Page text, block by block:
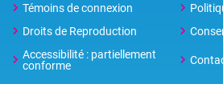
Témoins de connexion
Droits de Reproduction
Accessibilité : partiellement
conforme